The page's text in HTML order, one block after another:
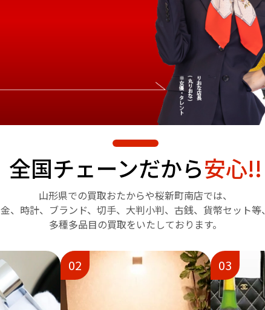
全国チェーンだから安心!!
山形県での買取おたからや桜新町南店では、
金、時計、ブランド、切手、 大判小判、古銭、貨幣セット等、
多種多品目の買取をいたしております。
02 03